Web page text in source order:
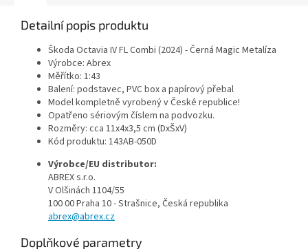
Detailní popis produktu
Škoda Octavia IV FL Combi (2024) - Černá Magic Metalíza
Výrobce: Abrex
Měřítko: 1:43
Balení: podstavec, PVC box a papírový přebal
Model kompletně vyrobený v České republice!
Opatřeno sériovým číslem na podvozku.
Rozměry: cca 11x4x3,5 cm (DxŠxV)
Kód produktu: 143AB-050D
Výrobce/EU distributor:
ABREX s.r.o.
V Olšinách 1104/55
100 00 Praha 10 - Strašnice, Česká republika
abrex@abrex.cz
Doplňkové parametry